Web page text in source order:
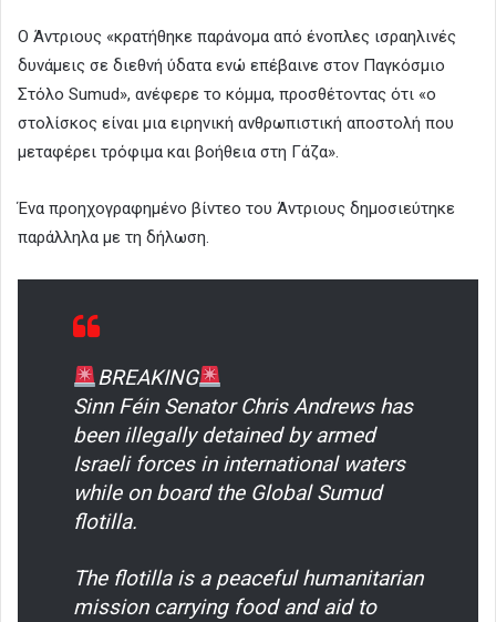
Ο Άντριους «κρατήθηκε παράνομα από ένοπλες ισραηλινές
δυνάμεις σε διεθνή ύδατα ενώ επέβαινε στον Παγκόσμιο
Στόλο Sumud», ανέφερε το κόμμα, προσθέτοντας ότι «ο
στολίσκος είναι μια ειρηνική ανθρωπιστική αποστολή που
μεταφέρει τρόφιμα και βοήθεια στη Γάζα».
Ένα προηχογραφημένο βίντεο του Άντριους δημοσιεύτηκε
παράλληλα με τη δήλωση.
BREAKING
Sinn Féin Senator Chris Andrews has
been illegally detained by armed
Israeli forces in international waters
while on board the Global Sumud
flotilla.
The flotilla is a peaceful humanitarian
mission carrying food and aid to